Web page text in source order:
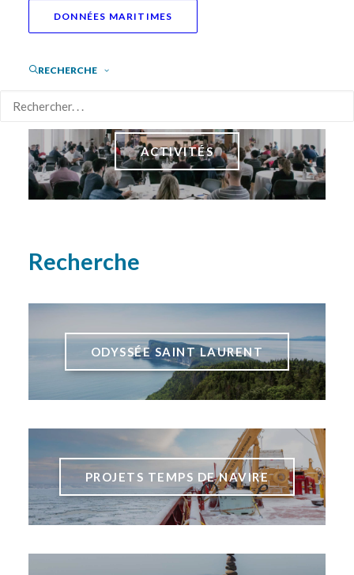
DONNÉES MARITIMES
RECHERCHE
ACTIVITÉS
Recherche
ODYSSÉE SAINT LAURENT
PROJETS TEMPS DE NAVIRE